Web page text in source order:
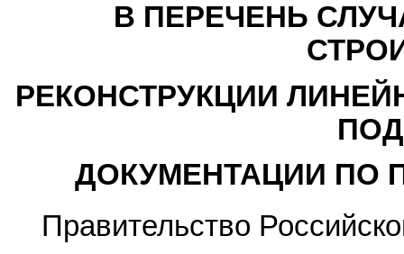
В ПЕРЕЧЕНЬ
РЕКОНСТРУКЦИИ
ДОКУМЕНТАЦИИ ПО
Правительство